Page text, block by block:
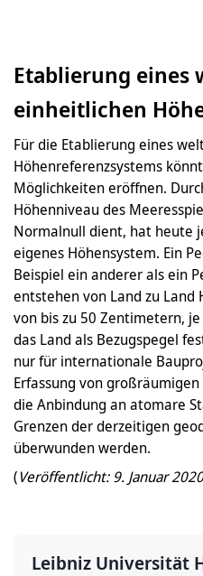
Etablierung eines
einheitlichen
Für die Etablierung eines
Höhenreferenzsystems
Möglichkeiten eröffnen.
Höhenniveau des
Normalnull dient, hat heute
eigenes Höhensystem. Ein
Beispiel ein anderer als ein
entstehen von Land zu
von bis zu 50 Zentimetern,
das Land als Bezugspegel
nur für internationale
Erfassung von
die Anbindung an atomare
Grenzen der derzeitigen
überwunden werden.
(Veröffentlicht: 9. Januar 2020
Leibniz Universität